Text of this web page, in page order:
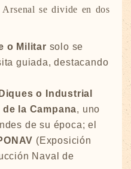
se divide en dos
o Militar solo se
guiada, destacando
o Industrial
de la Campana, uno
de su época; el
(Exposición
Naval de